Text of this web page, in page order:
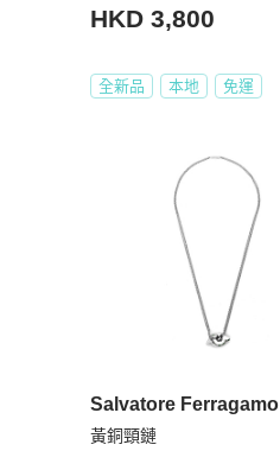
HKD 3,800
全新品 本地 免運
Salvatore Ferragamo
黃銅頸鏈